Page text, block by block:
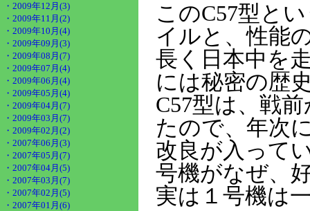
・2009年12月(3)
・2009年11月(2)
・2009年10月(4)
・2009年09月(3)
・2009年08月(7)
・2009年07月(4)
・2009年06月(4)
・2009年05月(4)
・2009年04月(7)
・2009年03月(7)
・2009年02月(2)
・2007年06月(3)
・2007年05月(7)
・2007年04月(5)
・2007年03月(7)
・2007年02月(5)
・2007年01月(6)
このC57型と
イルと、性能
長く日本中を
には秘密の歴
C57型は、戦
たので、年次
改良が入って
号機がなぜ、
実は１号機は